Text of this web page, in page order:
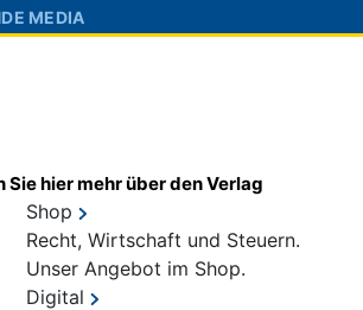
MEDIA
Sie hier mehr über den Verlag
Shop
Recht, Wirtschaft und Steuern.
Unser Angebot im Shop.
Digital